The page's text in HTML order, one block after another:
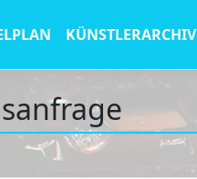
KÜNSTLERARCHIV